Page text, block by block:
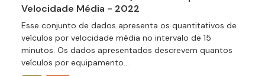
Velocidade Média - 2022
Esse conjunto de dados apresenta os quantitativos de
veículos por velocidade média no intervalo de 15
minutos. Os dados apresentados descrevem quantos
veículos por equipamento...